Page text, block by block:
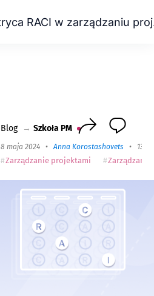
Blog → Szkoła PM
8 maja 2024 •Anna Korostashovets • 13
Zarządzanie projektami